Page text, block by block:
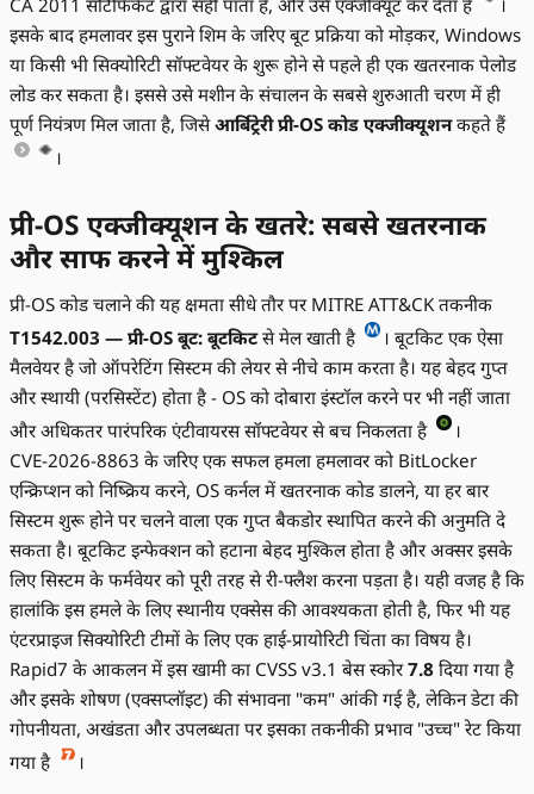
CA 2011 सर्टिफिकेट द्वारा सही पाता है, और उसे एक्जीक्यूट कर देता है
।
इसके बाद हमलावर इस पुराने शिम के जरिए बूट प्रक्रिया को मोड़कर, Windows
या किसी भी सिक्योरिटी सॉफ्टवेयर के शुरू होने से पहले ही एक खतरनाक पेलोड
लोड कर सकता है। इससे उसे मशीन के संचालन के सबसे शुरुआती चरण में ही
पूर्ण नियंत्रण मिल जाता है, जिसेआर्बिट्रेरी प्री-OS कोड एक्जीक्यूशनकहते हैं
।
प्री-OS एक्जीक्यूशन के खतरे: सबसे खतरनाक
और साफ करने में मुश्किल
प्री-OS कोड चलाने की यह क्षमता सीधे तौर पर MITRE ATT&CK तकनीक
T1542.003 — प्री-OS बूट: बूटकिटसे मेल खाती है
। बूटकिट एक ऐसा
मैलवेयर है जो ऑपरेटिंग सिस्टम की लेयर से नीचे काम करता है। यह बेहद गुप्त
और स्थायी (परसिस्टेंट) होता है - OS को दोबारा इंस्टॉल करने पर भी नहीं जाता
और अधिकतर पारंपरिक एंटीवायरस सॉफ्टवेयर से बच निकलता है
।
CVE-2026-8863 के जरिए एक सफल हमला हमलावर को BitLocker
एन्क्रिप्शन को निष्क्रिय करने, OS कर्नल में खतरनाक कोड डालने, या हर बार
सिस्टम शुरू होने पर चलने वाला एक गुप्त बैकडोर स्थापित करने की अनुमति दे
सकता है। बूटकिट इन्फेक्शन को हटाना बेहद मुश्किल होता है और अक्सर इसके
लिए सिस्टम के फर्मवेयर को पूरी तरह से री-फ्लैश करना पड़ता है। यही वजह है कि
हालांकि इस हमले के लिए स्थानीय एक्सेस की आवश्यकता होती है, फिर भी यह
एंटरप्राइज सिक्योरिटी टीमों के लिए एक हाई-प्रायोरिटी चिंता का विषय है।
Rapid7 के आकलन में इस खामी का CVSS v3.1 बेस स्कोर7.8 दिया गया है
और इसके शोषण (एक्सप्लॉइट) की संभावना "कम" आंकी गई है, लेकिन डेटा की
गोपनीयता, अखंडता और उपलब्धता पर इसका तकनीकी प्रभाव "उच्च" रेट किया
गया है
।